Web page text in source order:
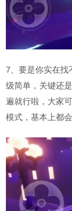
7、要是你实在找
级简单，关键还
遍就行啦，大家
模式，基本上都